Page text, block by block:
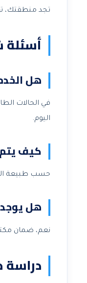
تجد منطقتك،
هل
في الحالات
اليوم.
كيف
حسب طبيعة
هل
نعم، ضمان
دراسة